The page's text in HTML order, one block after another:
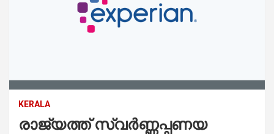
KERALA
രാജ്യത്ത് സ്വർണ്ണപ്പണയ